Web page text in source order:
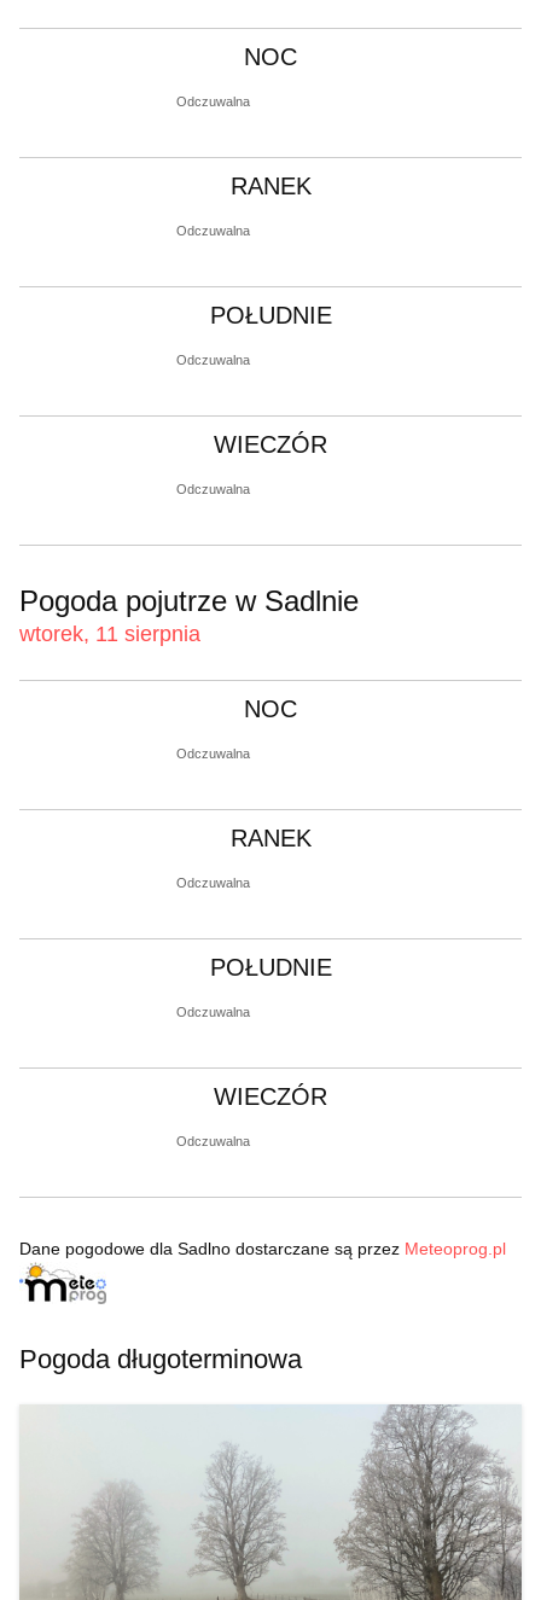
NOC
Odczuwalna
RANEK
Odczuwalna
POŁUDNIE
Odczuwalna
WIECZÓR
Odczuwalna
Pogoda pojutrze w Sadlnie
wtorek, 11 sierpnia
NOC
Odczuwalna
RANEK
Odczuwalna
POŁUDNIE
Odczuwalna
WIECZÓR
Odczuwalna
Dane pogodowe dla Sadlno dostarczane są przez Meteoprog.pl
Pogoda długoterminowa